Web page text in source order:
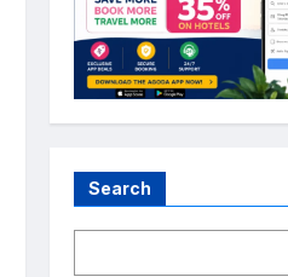
Search